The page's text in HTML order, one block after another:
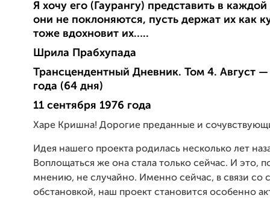
Я хочу его (Гаурангу) представить в
они не поклоняются, пусть держат их как
тоже вдохновит их…..
Шрила Прабхупада
Трансцендентный Дневник. Том 4. Август
года (64 дня)
11 сентября 1976 года
Харе Кришна! Дорогие преданные и
Идея нашего проекта родилась несколько лет
Воплощаться же она стала только сейчас. И это,
мнению, не случайно. Именно сейчас, в связи со
обстановкой, наш проект становится особенно